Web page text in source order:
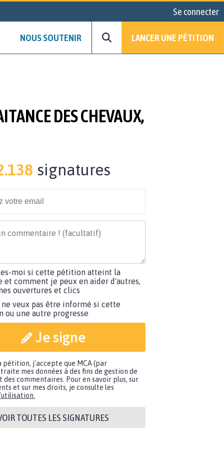
Se connecter
NOUS SOUTENIR LANCER UNE PÉTITION
DES CHEVAUX,
signatures
moi si cette pétition atteint la
et comment je peux en aider d'autres,
ouvertures et clics
ne veux pas être informé si cette
ou une autre progresse
Je signe
pétition, j'accepte que MCA (par
mes données à des fins de gestion de
des commentaires. Pour en savoir plus, sur
et sur mes droits, je consulte les
TOUTES LES SIGNATURES